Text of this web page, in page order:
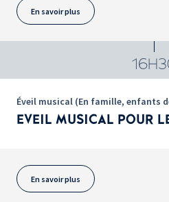
En savoir plus
Éveil musical (En famille, enfants
EVEIL MUSICAL POUR
En savoir plus